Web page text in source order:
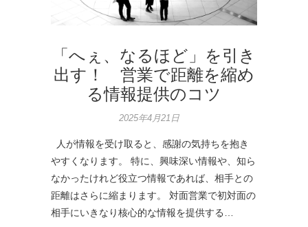
「へぇ、なるほど」を引き
出す！ 営業で距離を縮め
る情報提供のコツ
2025年4月21日
人が情報を受け取ると、感謝の気持ちを抱き
やすくなります。 特に、興味深い情報や、知ら
なかったけれど役立つ情報であれば、相手との
距離はさらに縮まります。 対面営業で初対面の
相手にいきなり核心的な情報を提供する…